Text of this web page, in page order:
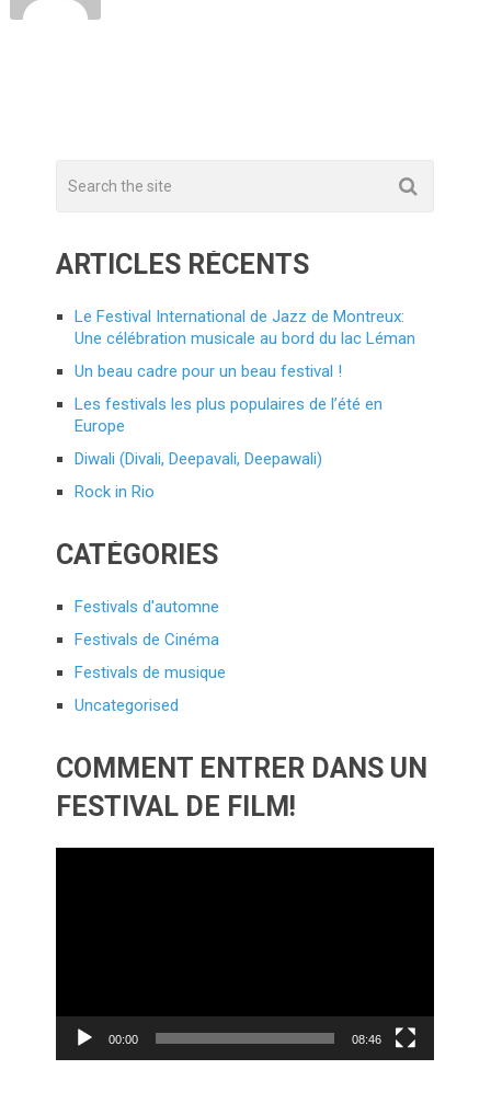
ARTICLES RÉCENTS
Le Festival International de Jazz de Montreux:
Une célébration musicale au bord du lac Léman
Un beau cadre pour un beau festival !
Les festivals les plus populaires de l’été en
Europe
Diwali (Divali, Deepavali, Deepawali)
Rock in Rio
CATÉGORIES
Festivals d'automne
Festivals de Cinéma
Festivals de musique
Uncategorised
COMMENT ENTRER DANS UN
FESTIVAL DE FILM!
00:00 08:46